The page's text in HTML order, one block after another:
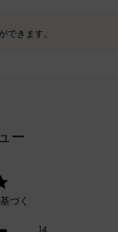
できます。
ー
づく
14